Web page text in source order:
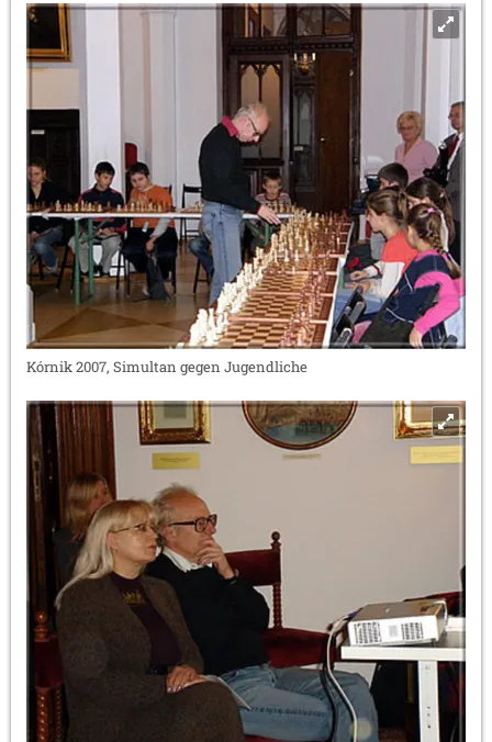
Kórnik 2007, Simultan gegen Jugendliche